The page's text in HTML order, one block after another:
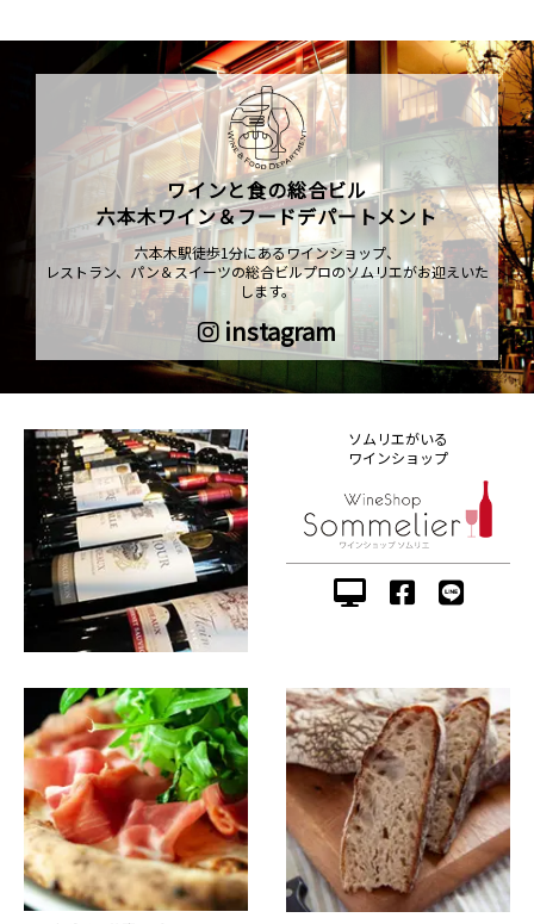
ワインと食の総合ビル
六本木ワイン＆フードデパートメント
六本木駅徒歩1分にあるワインショップ、
レストラン、パン＆スイーツの総合ビルプロのソムリエがお迎えいた
します。
instagram
ソムリエがいる
ワインショップ